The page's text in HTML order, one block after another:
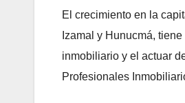
El crecimiento en la
Izamal y Hunucmá,
inmobiliario y el actuar
Profesionales